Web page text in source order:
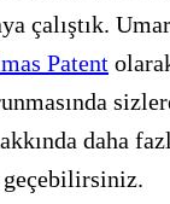
çalıştık.
Patent
daha